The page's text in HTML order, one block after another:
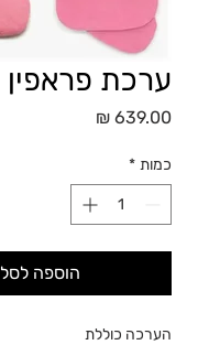
ערכת פראפין
כמות *
הוספה לסל
הערכה כוללת